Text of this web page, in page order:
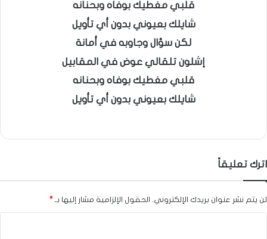
قلبي مغطيك بوفاه وبحنانه
شايلك بعيوني بدون أي تأويل
لكن سؤال وجاوبه في أمانة
إشلون تلقالي عوض في المقابيل
قلبي مغطيك بوفاه وبحنانه
شايلك بعيوني بدون أي تأويل
اترك تعليقاً
لن يتم نشر عنوان بريدك الإلكتروني. الحقول الإلزامية مشار إليها بـ *